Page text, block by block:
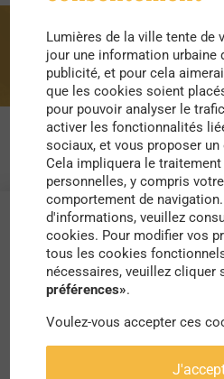
Lumières de la ville tente de
jour une information urbaine
publicité, et pour cela
que les cookies soient
pour pouvoir analyser le
activer les fonctionnalités
sociaux, et vous proposer
Cela impliquera le
personnelles, y compris
comportement de
d'informations, veuillez
cookies. Pour modifier vos
tous les cookies
nécessaires, veuillez cliquer
préférences».
Voulez-vous accepter ces